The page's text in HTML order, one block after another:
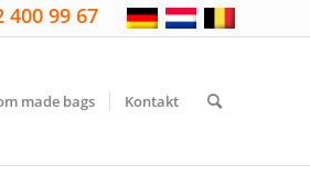
400 99 67
made bags Kontakt